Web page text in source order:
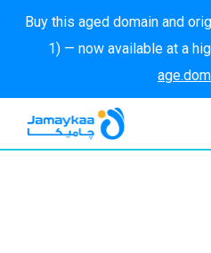
Buy this aged domain and
1) — now available at a